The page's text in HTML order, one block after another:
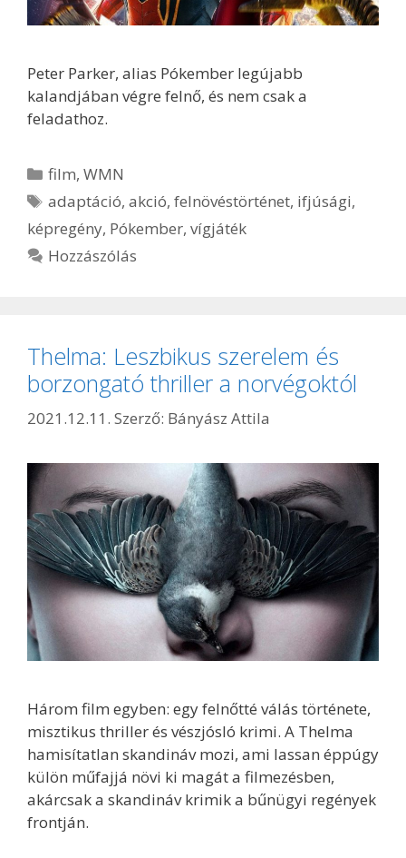
Peter Parker, alias Pókember legújabb
kalandjában végre felnő, és nem csak a
feladathoz.
Kategória
film,WMN
Címkék
adaptáció,akció,felnövéstörténet, ifjúsági,
képregény, Pókember, vígjáték
Hozzászólás
Thelma: Leszbikus szerelem és
borzongató thriller a norvégoktól
2021.12.11. Szerző: Bányász Attila
Három film egyben: egy felnőtté válás története,
misztikus thriller és vészjósló krimi. A Thelma
hamisítatlan skandináv mozi, ami lassan éppúgy
külön műfajjá növi ki magát a filmezésben,
akárcsak a skandináv krimik a bűnügyi regények
frontján.